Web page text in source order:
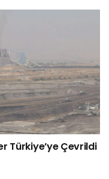
Türkiye’ye Çevrildi